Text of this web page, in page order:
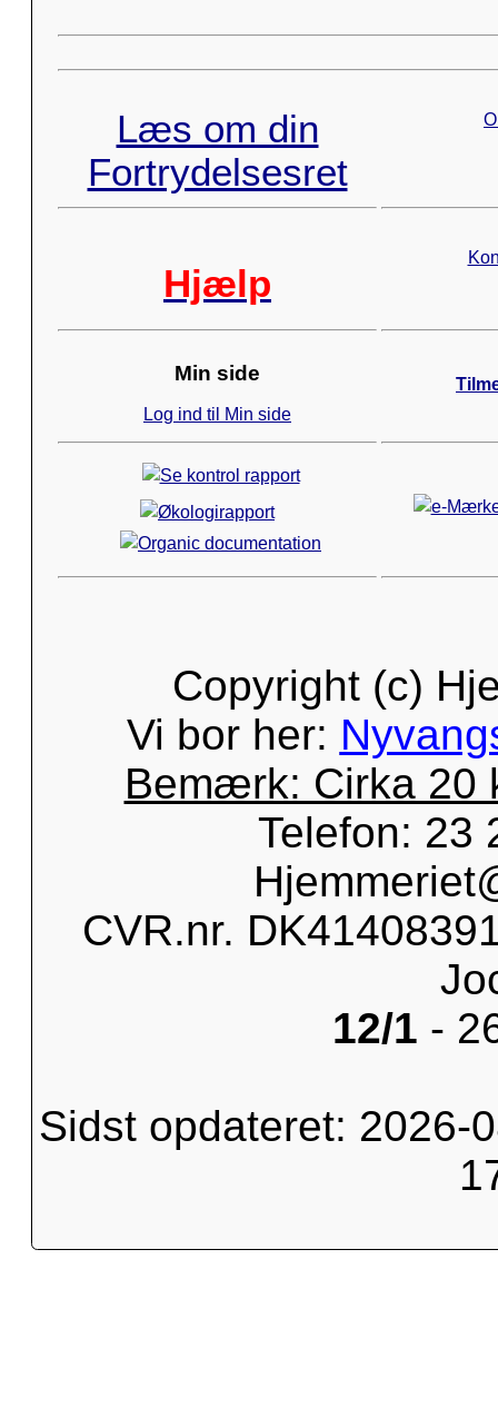
Læs om din
Fortrydelsesret
Hjælp
Min side
Log ind til Min side
Copyright (c)
Vi bor her:
Bemærk: Cirka 20
Telefon: 23
CVR.nr.
12/1 -
Sidst opdateret: 2026-